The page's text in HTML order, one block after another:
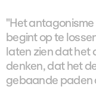
"Het
begint op te
laten zien dat het
denken, dat het
gebaande paden